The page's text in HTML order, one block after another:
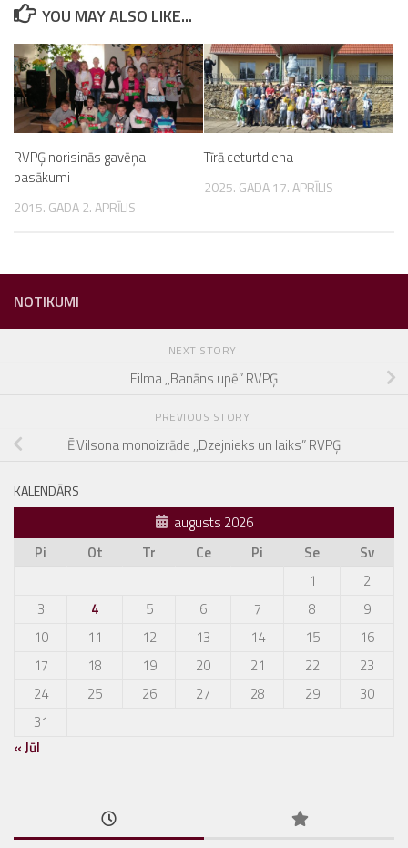
YOU MAY ALSO LIKE...
RVPĢ norisinās gavēņa
pasākumi
2015. GADA 2. APRĪLIS
Tīrā ceturtdiena
2025. GADA 17. APRĪLIS
NOTIKUMI
NEXT STORY
Filma ,,Banāns upē” RVPĢ
PREVIOUS STORY
Ē.Vilsona monoizrāde ,,Dzejnieks un laiks” RVPĢ
KALENDĀRS
augusts 2026
Pi
Ot Tr Ce Pi Se
Sv
1
2
3
4 5 6 7 8
9
10
11 12 13 14 15
16
17
18 19 20 21 22
23
24
25 26 27 28 29
30
31
« Jūl